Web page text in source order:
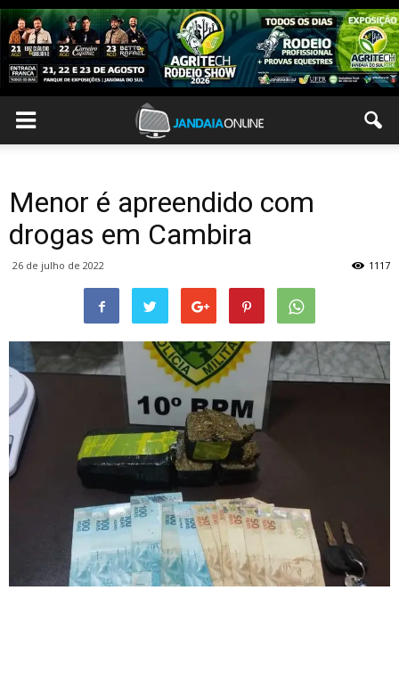
Menor é apreendido com
drogas em Cambira
26 de julho de 2022 1117